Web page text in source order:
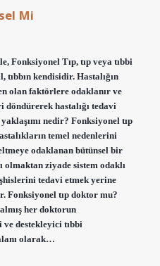
Mi
Fonksiyonel Tıp, tıp veya tıbbi
tıbbın kendisidir. Hastalığın
olan faktörlere odaklanır ve
hastalığı tedavi
nedir? Fonksiyonel tıp
temel nedenlerini
odaklanan bütünsel bir
olmaktan ziyade sistem odaklı
tedavi etmek yerine
Fonksiyonel tıp doktor mu?
her doktorun
destekleyici tıbbi
olarak…